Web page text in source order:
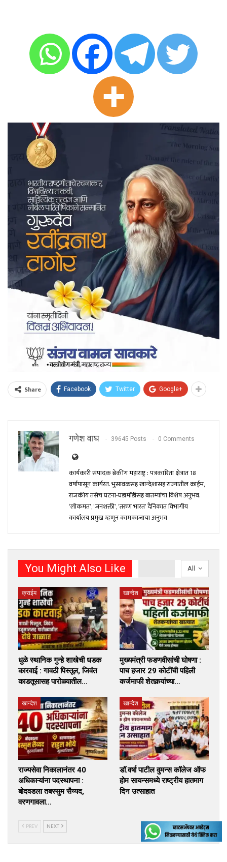
Share Facebook Twitter Google+
गणेश वाघ 39645 Posts 0 Comments
कार्यकारी संपादक ब्रेकींग महाराष्ट्र : पत्रकारिता क्षेत्रात 18
वर्षांपासून कार्यरत. भुसावळसह खान्देशासह राज्यातील क्राईम,
राजकीय तसेच घटना-घडामोंडीसह बातम्यांचा विशेष अनुभव.
‘लोकमत’, ‘जनशक्ती’, ‘तरुण भारत’ दैनिकात विभागीय
कार्यालय प्रमुख म्हणून कामकाजाचा अनुभव
All
You Might Also Like
क्राईम
धुळे स्थानिक गुन्हे शाखेची धडक
कारवाई : गावठी पिस्तूल, जिवंत
काडतूसासह पारोळ्यातील…
खान्देश
मुख्यमंत्री फडणवीसांची घोषणा :
पाच हजार 29 कोटींची पहिली
कर्जमाफी शेतकर्‍यांच्या…
खान्देश
राज्यसेवा निकालानंतर 40
अधिकाऱ्यांना पदस्थापना :
बोदवडला तबस्सुम सैय्यद,
वरणगावला…
खान्देश
डॉ.वर्षा पाटील वुमन्स कॉलेज ऑफ
होम सायन्समध्ये राष्ट्रीय हातमाग
दिन उत्साहात
PREV NEXT